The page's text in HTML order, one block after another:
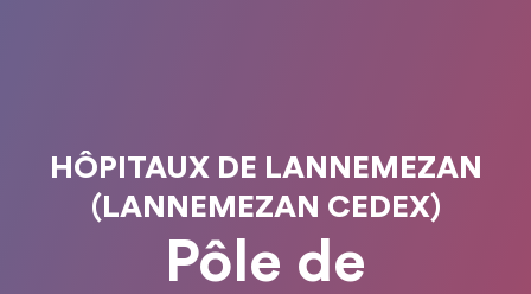
HÔPITAUX DE LANNEMEZAN
(LANNEMEZAN CEDEX)
Pôle de